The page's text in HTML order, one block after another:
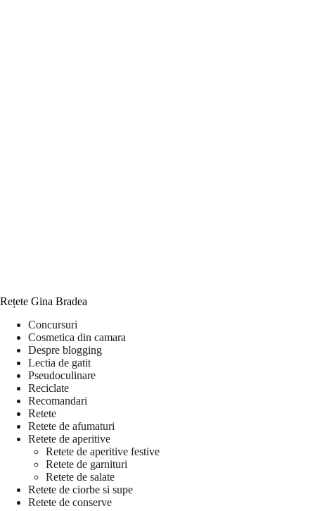
Rețete Gina Bradea
Concursuri
Cosmetica din camara
Despre blogging
Lectia de gatit
Pseudoculinare
Reciclate
Recomandari
Retete
Retete de afumaturi
Retete de aperitive
Retete de aperitive festive
Retete de garnituri
Retete de salate
Retete de ciorbe si supe
Retete de conserve